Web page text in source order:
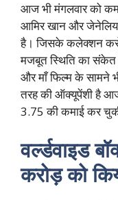
आज भी मंगलवार को
आमिर खान और
है। जिसके कलेक्शन
मजबूत स्थिति का संकेत
और माँ फिल्म के सामने
तरह की ऑक्यूपेंशी है आज
3.75 की कमाई कर
वर्ल्डवाइड
करोड़ को